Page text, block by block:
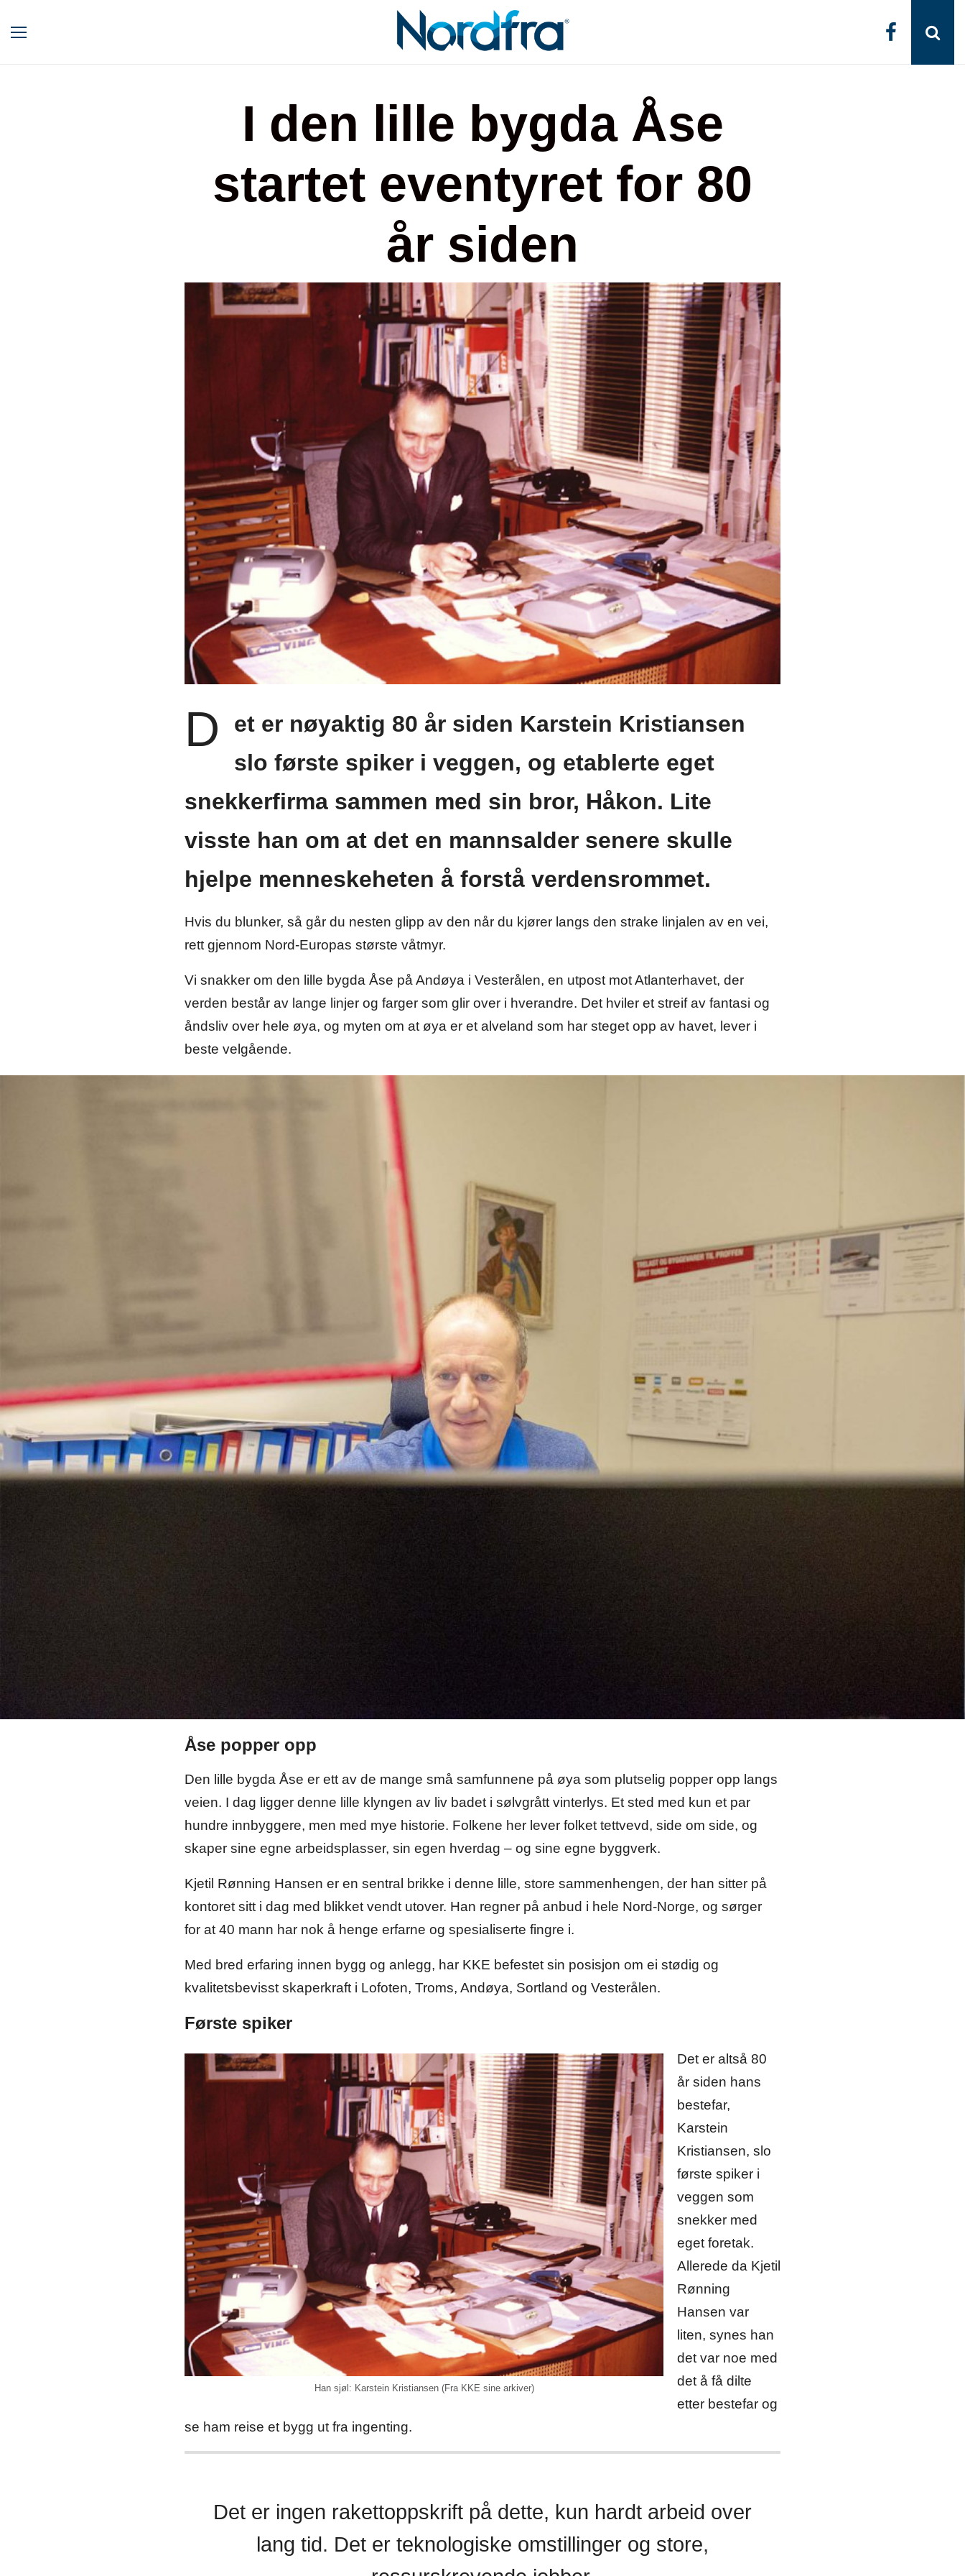
I den lille bygda Åse
startet eventyret for 80
år siden
D
et er nøyaktig 80 år siden Karstein Kristiansen
slo første spiker i veggen, og etablerte eget
snekkerfirma sammen med sin bror, Håkon. Lite
visste han om at det en mannsalder senere skulle
hjelpe menneskeheten å forstå verdensrommet.
Hvis du blunker, så går du nesten glipp av den når du kjører langs den strake linjalen av en vei,
rett gjennom Nord-Europas største våtmyr.
Vi snakker om den lille bygda Åse på Andøya i Vesterålen, en utpost mot Atlanterhavet, der
verden består av lange linjer og farger som glir over i hverandre. Det hviler et streif av fantasi og
åndsliv over hele øya, og myten om at øya er et alveland som har steget opp av havet, lever i
beste velgående.
Åse popper opp
Den lille bygda Åse er ett av de mange små samfunnene på øya som plutselig popper opp langs
veien. I dag ligger denne lille klyngen av liv badet i sølvgrått vinterlys. Et sted med kun et par
hundre innbyggere, men med mye historie. Folkene her lever folket tettvevd, side om side, og
skaper sine egne arbeidsplasser, sin egen hverdag – og sine egne byggverk.
Kjetil Rønning Hansen er en sentral brikke i denne lille, store sammenhengen, der han sitter på
kontoret sitt i dag med blikket vendt utover. Han regner på anbud i hele Nord-Norge, og sørger
for at 40 mann har nok å henge erfarne og spesialiserte fingre i.
Med bred erfaring innen bygg og anlegg, har KKE befestet sin posisjon om ei stødig og
kvalitetsbevisst skaperkraft i Lofoten, Troms, Andøya, Sortland og Vesterålen.
Første spiker
Han sjøl: Karstein Kristiansen (Fra KKE sine arkiver)
Det er altså 80
år siden hans
bestefar,
Karstein
Kristiansen, slo
første spiker i
veggen som
snekker med
eget foretak.
Allerede da Kjetil
Rønning
Hansen var
liten, synes han
det var noe med
det å få dilte
etter bestefar og
se ham reise et bygg ut fra ingenting.
Det er ingen rakettoppskrift på dette, kun hardt arbeid over
lang tid. Det er teknologiske omstillinger og store,